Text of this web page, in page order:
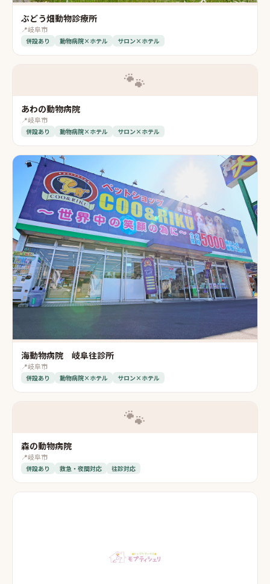
ぶどう畑動物診療所
📍岐阜市
併設あり 動物病院×ホテル サロン×ホテル
🐾
あわの動物病院
📍岐阜市
併設あり 動物病院×ホテル サロン×ホテル
海動物病院 岐阜往診所
📍岐阜市
併設あり 動物病院×ホテル サロン×ホテル
🐾
森の動物病院
📍岐阜市
併設あり 救急・夜間対応 往診対応